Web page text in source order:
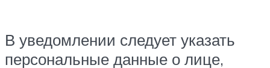
В уведомлении следует указать
персональные данные о лице,